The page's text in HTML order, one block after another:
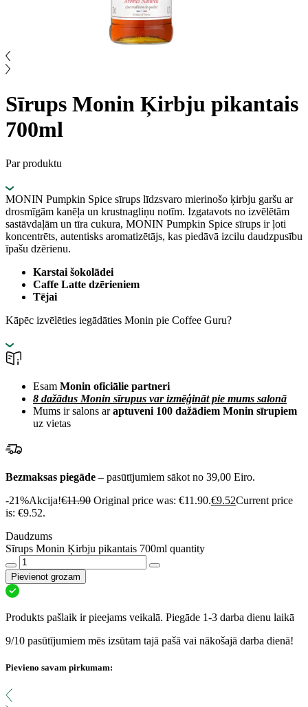
Sīrups Monin Ķirbju pikantais
700ml
Par produktu
MONIN Pumpkin Spice sīrups līdzsvaro mierinošo ķirbju garšu ar
drosmīgām kanēļa un krustnagliņu notīm. Izgatavots no izvēlētām
sastāvdaļām un tīra cukura, MONIN Pumpkin Spice sīrups ir ļoti
koncentrēts, autentisks aromatizētājs, kas piedāvā izcilu daudzpusību
īpašu dzērienu.
Karstai šokolādei
Caffe Latte dzērieniem
Tējai
Kāpēc izvēlēties iegādāties Monin pie Coffee Guru?
Esam Monin oficiālie partneri
8 dažādus Monin sīrupus var izmēģināt pie mums salonā
Mums ir salons araptuveni 100 dažādiem Monin sīrupiem
uz vietas
Bezmaksas piegāde – pasūtījumiem sākot no 39,00 Eiro.
-21%Akcija!€11.90 Original price was: €11.90.€9.52Current price
is: €9.52.
Daudzums
Sīrups Monin Ķirbju pikantais 700ml quantity
Pievienot grozam
Produkts pašlaik ir pieejams veikalā. Piegāde 1-3 darba dienu laikā
9/10 pasūtījumiem mēs izsūtam tajā pašā vai nākošajā darba dienā!
Pievieno savam pirkumam: